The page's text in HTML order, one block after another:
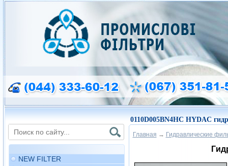
NEW FILTER
0110D005BN4HC HYDAC
Главная → Гидравлические